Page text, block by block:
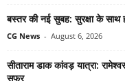
बस्तर की नई सुबह: सुरक्षा के साथ
CG News - August 6, 2026
सीताराम डाक कांवड़ यात्रा:
सफर